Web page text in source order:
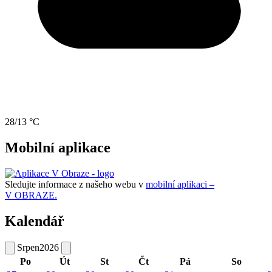
28/13 °C
Mobilní aplikace
Sledujte informace z našeho webu v mobilní aplikaci –
V OBRAZE.
Kalendář
Srpen2026
Po
Út St Čt Pá
So